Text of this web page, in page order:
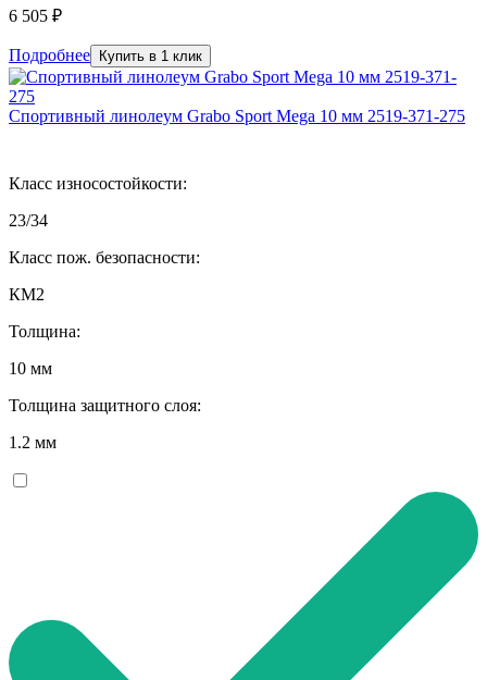
6 505 ₽
Подробнее Купить в 1 клик
Спортивный линолеум Grabo Sport Mega 10 мм 2519-371-275
Класс износостойкости:
23/34
Класс пож. безопасности:
КМ2
Толщина:
10 мм
Толщина защитного слоя:
1.2 мм